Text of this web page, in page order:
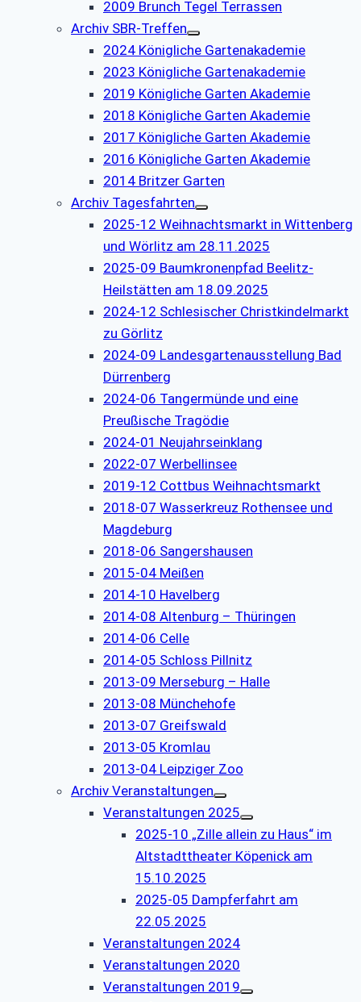
2009 Brunch Tegel Terrassen
Archiv SBR-Treffen
2024 Königliche Gartenakademie
2023 Königliche Gartenakademie
2019 Königliche Garten Akademie
2018 Königliche Garten Akademie
2017 Königliche Garten Akademie
2016 Königliche Garten Akademie
2014 Britzer Garten
Archiv Tagesfahrten
2025-12 Weihnachtsmarkt in Wittenberg
und Wörlitz am 28.11.2025
2025-09 Baumkronenpfad Beelitz-
Heilstätten am 18.09.2025
2024-12 Schlesischer Christkindelmarkt
zu Görlitz
2024-09 Landesgartenausstellung Bad
Dürrenberg
2024-06 Tangermünde und eine
Preußische Tragödie
2024-01 Neujahrseinklang
2022-07 Werbellinsee
2019-12 Cottbus Weihnachtsmarkt
2018-07 Wasserkreuz Rothensee und
Magdeburg
2018-06 Sangershausen
2015-04 Meißen
2014-10 Havelberg
2014-08 Altenburg – Thüringen
2014-06 Celle
2014-05 Schloss Pillnitz
2013-09 Merseburg – Halle
2013-08 Münchehofe
2013-07 Greifswald
2013-05 Kromlau
2013-04 Leipziger Zoo
Archiv Veranstaltungen
Veranstaltungen 2025
2025-10 „Zille allein zu Haus“ im
Altstadttheater Köpenick am
15.10.2025
2025-05 Dampferfahrt am
22.05.2025
Veranstaltungen 2024
Veranstaltungen 2020
Veranstaltungen 2019